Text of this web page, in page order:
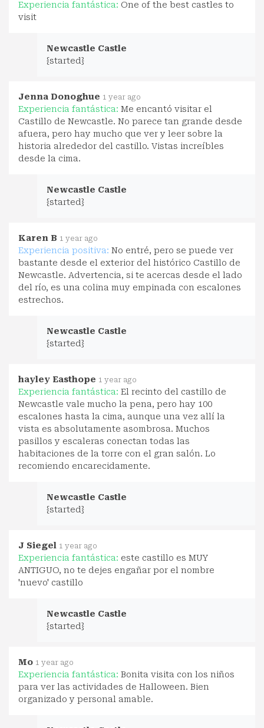
Experiencia fantástica: One of the best castles to
visit
Newcastle Castle
{started}
Jenna Donoghue 1 year ago
Experiencia fantástica: Me encantó visitar el
Castillo de Newcastle. No parece tan grande desde
afuera, pero hay mucho que ver y leer sobre la
historia alrededor del castillo. Vistas increíbles
desde la cima.
Newcastle Castle
{started}
Karen B 1 year ago
Experiencia positiva: No entré, pero se puede ver
bastante desde el exterior del histórico Castillo de
Newcastle. Advertencia, si te acercas desde el lado
del río, es una colina muy empinada con escalones
estrechos.
Newcastle Castle
{started}
hayley Easthope 1 year ago
Experiencia fantástica: El recinto del castillo de
Newcastle vale mucho la pena, pero hay 100
escalones hasta la cima, aunque una vez allí la
vista es absolutamente asombrosa. Muchos
pasillos y escaleras conectan todas las
habitaciones de la torre con el gran salón. Lo
recomiendo encarecidamente.
Newcastle Castle
{started}
J Siegel 1 year ago
Experiencia fantástica: este castillo es MUY
ANTIGUO, no te dejes engañar por el nombre
'nuevo' castillo
Newcastle Castle
{started}
Mo 1 year ago
Experiencia fantástica: Bonita visita con los niños
para ver las actividades de Halloween. Bien
organizado y personal amable.